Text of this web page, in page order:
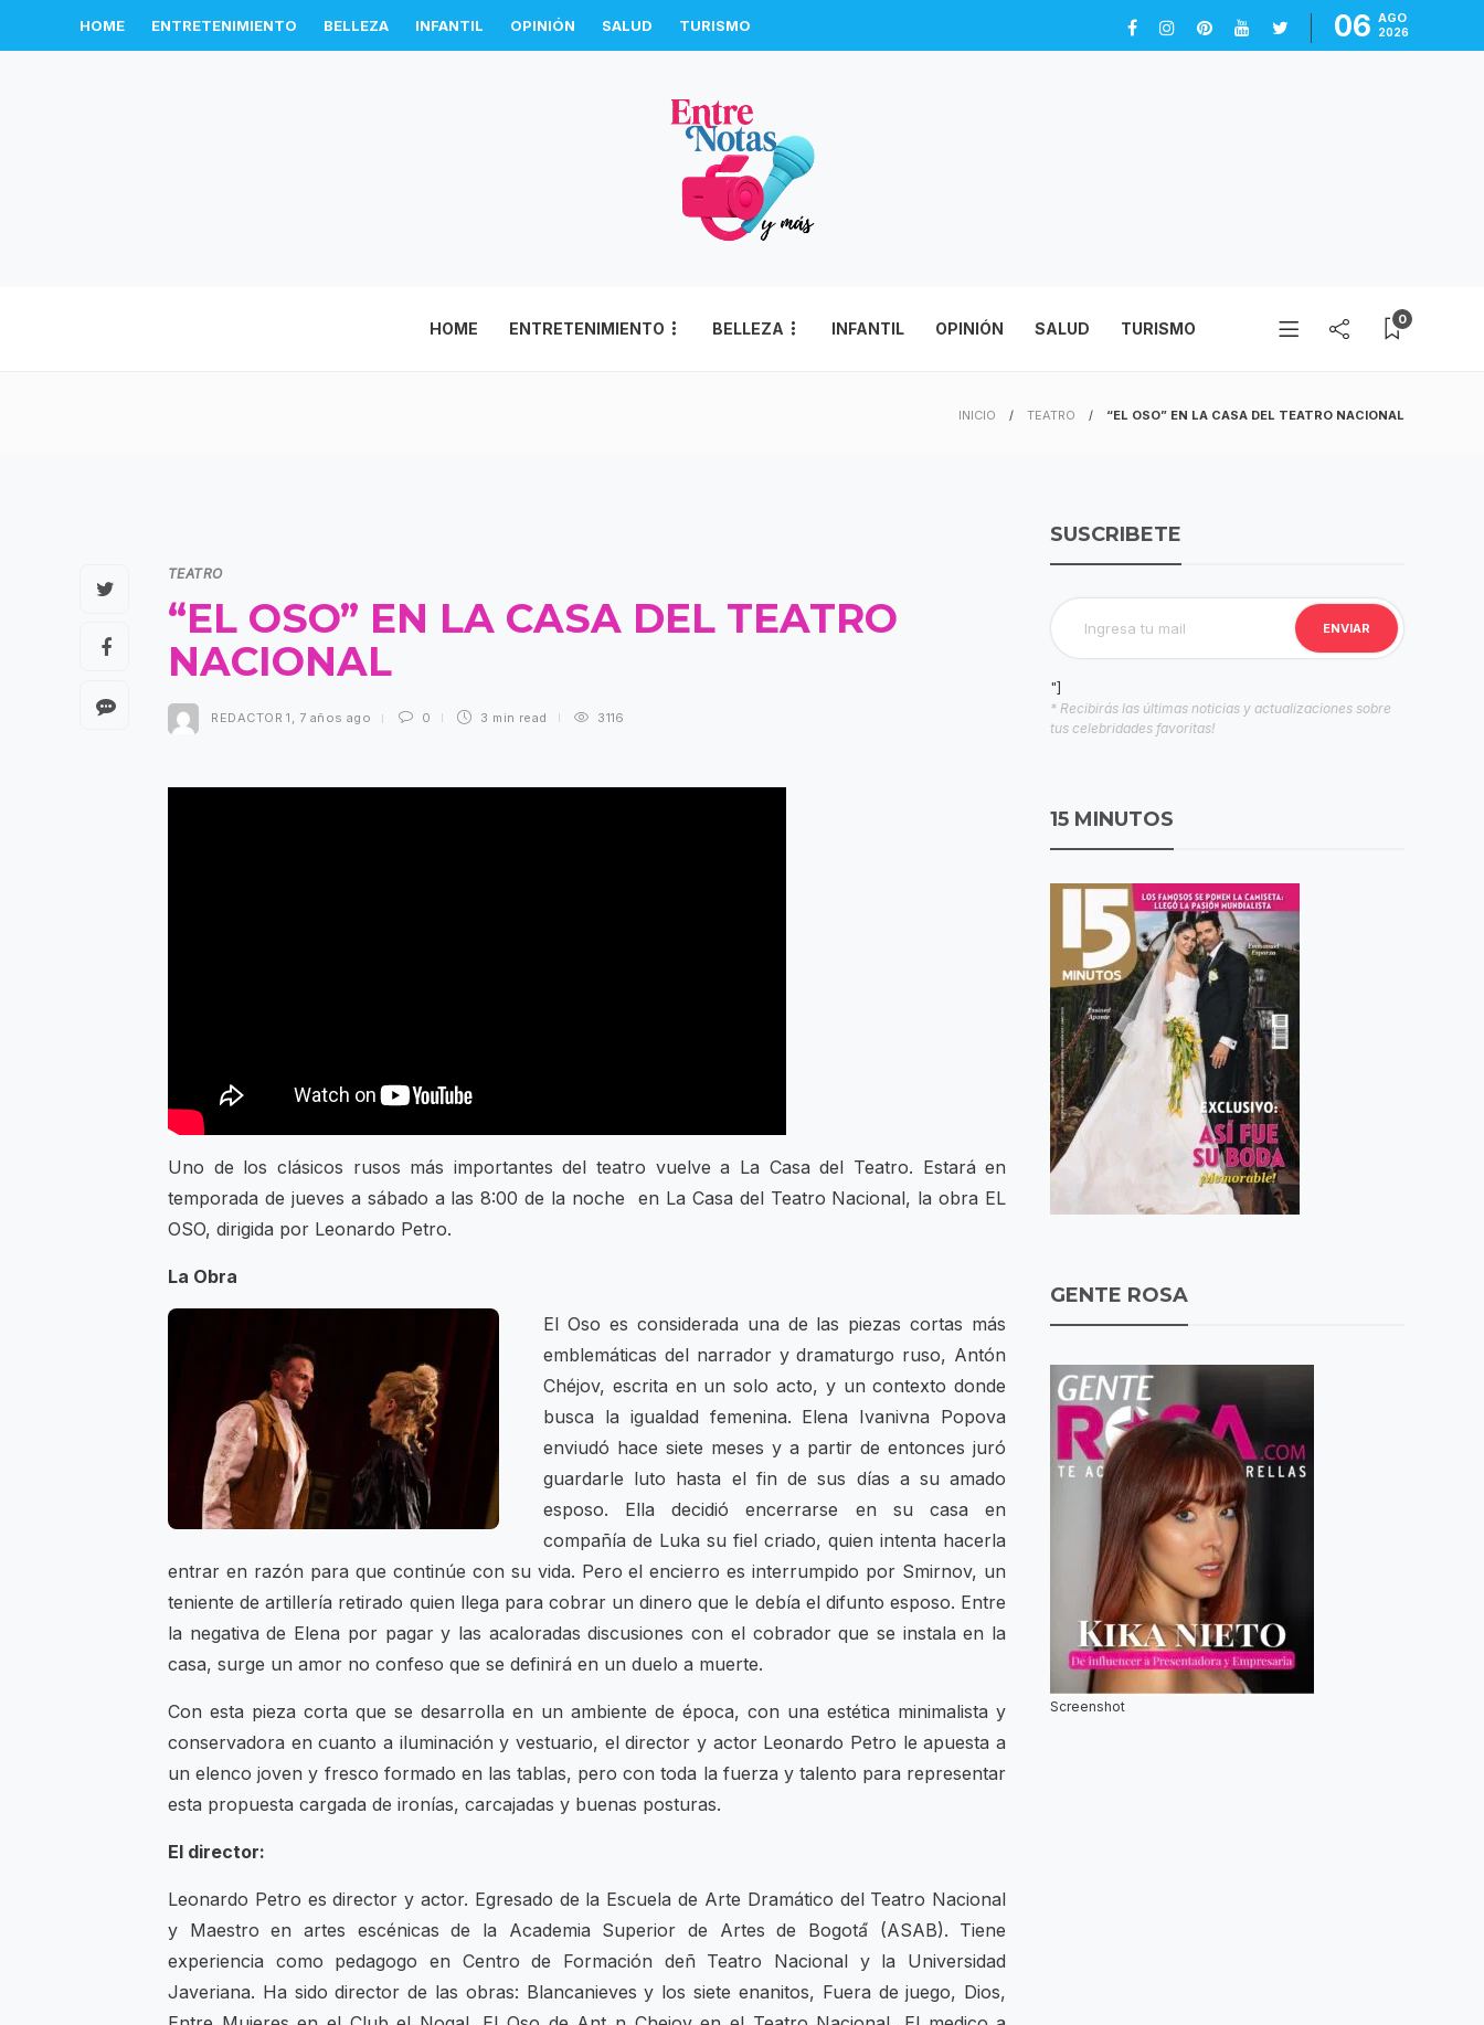
HOME ENTRETENIMIENTO BELLEZA INFANTIL OPINIÓN SALUD TURISMO 06 AGO
2026
HOME ENTRETENIMIENTO BELLEZA INFANTIL OPINIÓN SALUD TURISMO 0
INICIO TEATRO “EL OSO” EN LA CASA DEL TEATRO NACIONAL
TEATRO
“EL OSO” EN LA CASA DEL TEATRO
NACIONAL
REDACTOR 1 , 7 años ago 0 3 min read 3116
Uno de los clásicos rusos más importantes del teatro vuelve a La Casa del Teatro. Estará en
temporada de jueves a sábado a las 8:00 de la noche en La Casa del Teatro Nacional, la obra EL
OSO, dirigida por Leonardo Petro.
La Obra
El Oso es considerada una de las piezas cortas más
emblemáticas del narrador y dramaturgo ruso, Antón
Chéjov, escrita en un solo acto, y un contexto donde
busca la igualdad femenina. Elena Ivanivna Popova
enviudó hace siete meses y a partir de entonces juró
guardarle luto hasta el fin de sus días a su amado
esposo. Ella decidió encerrarse en su casa en
compañía de Luka su fiel criado, quien intenta hacerla
entrar en razón para que continúe con su vida. Pero el encierro es interrumpido por Smirnov, un
teniente de artillería retirado quien llega para cobrar un dinero que le debía el difunto esposo. Entre
la negativa de Elena por pagar y las acaloradas discusiones con el cobrador que se instala en la
casa, surge un amor no confeso que se definirá en un duelo a muerte.
Con esta pieza corta que se desarrolla en un ambiente de época, con una estética minimalista y
conservadora en cuanto a iluminación y vestuario, el director y actor Leonardo Petro le apuesta a
un elenco joven y fresco formado en las tablas, pero con toda la fuerza y talento para representar
esta propuesta cargada de ironías, carcajadas y buenas posturas.
El director:
Leonardo Petro es director y actor. Egresado de la Escuela de Arte Dramático del Teatro Nacional
y Maestro en artes escénicas de la Academia Superior de Artes de Bogotá́ (ASAB). Tiene
experiencia como pedagogo en Centro de Formación deñ Teatro Nacional y la Universidad
Javeriana. Ha sido director de las obras: Blancanieves y los siete enanitos, Fuera de juego, Dios,
SUSCRIBETE
"]
* Recibirás las últimas noticias y actualizaciones sobre
tus celebridades favoritas!
15 MINUTOS
GENTE ROSA
Screenshot